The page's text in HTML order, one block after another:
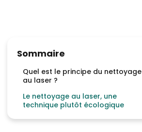
Sommaire
Quel est le principe du nettoyage
au laser ?
Le nettoyage au laser, une
technique plutôt écologique